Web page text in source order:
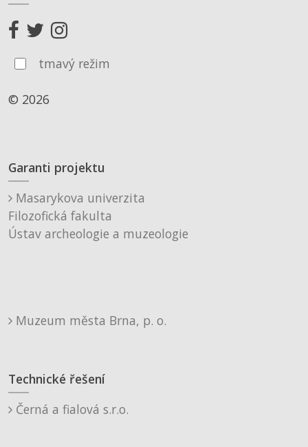
tmavý režim
© 2026
Garanti projektu
Masarykova univerzita
Filozofická fakulta
Ústav archeologie a muzeologie
Muzeum města Brna, p. o.
Technické řešení
Černá a fialová s.r.o.